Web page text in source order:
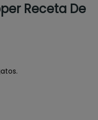
Receta De